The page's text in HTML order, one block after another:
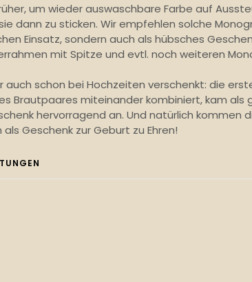
um wieder auswaschbare Farbe auf
dann zu sticken. Wir empfehlen solche
Einsatz, sondern auch als hübsches
mit Spitze und evtl. noch weiteren
auch schon bei Hochzeiten verschenkt: die
Brautpaares miteinander kombiniert, kam als
hervorragend an. Und natürlich kommen
Geschenk zur Geburt zu Ehren!